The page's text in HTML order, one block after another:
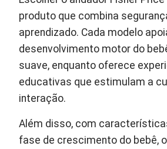
produto que combina
aprendizado. Cada modelo
desenvolvimento motor do
suave, enquanto oferece
educativas que estimulam a
interação.
Além disso, com
fase de crescimento do bebê,